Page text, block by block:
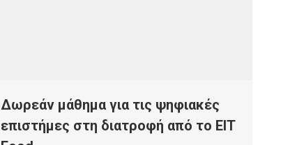
Δωρεάν μάθημα για τις ψηφιακές
επιστήμες στη διατροφή από το EIT